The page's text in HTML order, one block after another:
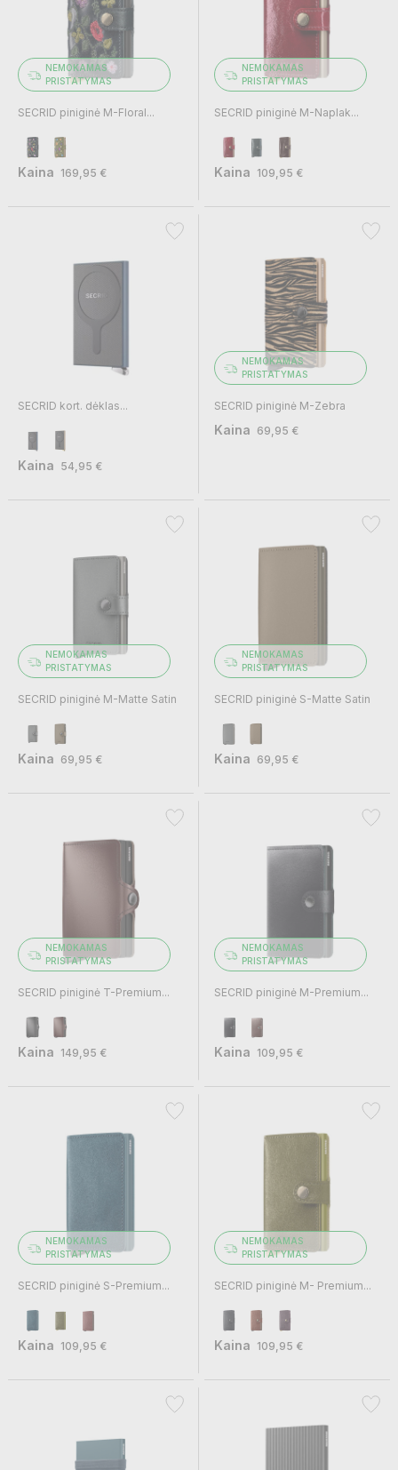
NEMOKAMAS
PRISTATYMAS
SECRID piniginė M-Floral...
Kaina 169,95 €
NEMOKAMAS
PRISTATYMAS
SECRID piniginė M-Naplak...
Kaina 109,95 €
SECRID kort. dėklas...
Kaina 54,95 €
NEMOKAMAS
PRISTATYMAS
SECRID piniginė M-Zebra
Kaina 69,95 €
NEMOKAMAS
PRISTATYMAS
SECRID piniginė M-Matte Satin
Kaina 69,95 €
NEMOKAMAS
PRISTATYMAS
SECRID piniginė S-Matte Satin
Kaina 69,95 €
NEMOKAMAS
PRISTATYMAS
SECRID piniginė T-Premium...
Kaina 149,95 €
NEMOKAMAS
PRISTATYMAS
SECRID piniginė M-Premium...
Kaina 109,95 €
NEMOKAMAS
PRISTATYMAS
SECRID piniginė S-Premium...
Kaina 109,95 €
NEMOKAMAS
PRISTATYMAS
SECRID piniginė M- Premium...
Kaina 109,95 €